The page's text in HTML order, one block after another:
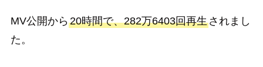
MV公開から20時間で、282万6403回再生されまし
た。